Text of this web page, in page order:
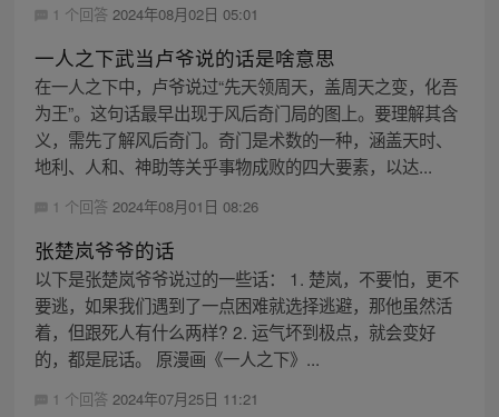
1 个回答 2024年08月02日 05:01
一人之下武当卢爷说的话是啥意思
在一人之下中，卢爷说过“先天领周天，盖周天之变，化吾
为王”。这句话最早出现于风后奇门局的图上。要理解其含
义，需先了解风后奇门。奇门是术数的一种，涵盖天时、
地利、人和、神助等关乎事物成败的四大要素，以达...
1 个回答 2024年08月01日 08:26
张楚岚爷爷的话
以下是张楚岚爷爷说过的一些话： 1. 楚岚，不要怕，更不
要逃，如果我们遇到了一点困难就选择逃避，那他虽然活
着，但跟死人有什么两样? 2. 运气坏到极点，就会变好
的，都是屁话。 原漫画《一人之下》...
1 个回答 2024年07月25日 11:21